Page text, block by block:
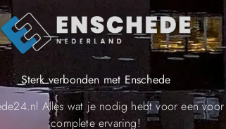
Sterk verbonden met Enschede
Alles wat je nodig hebt voor een voor
complete ervaring!